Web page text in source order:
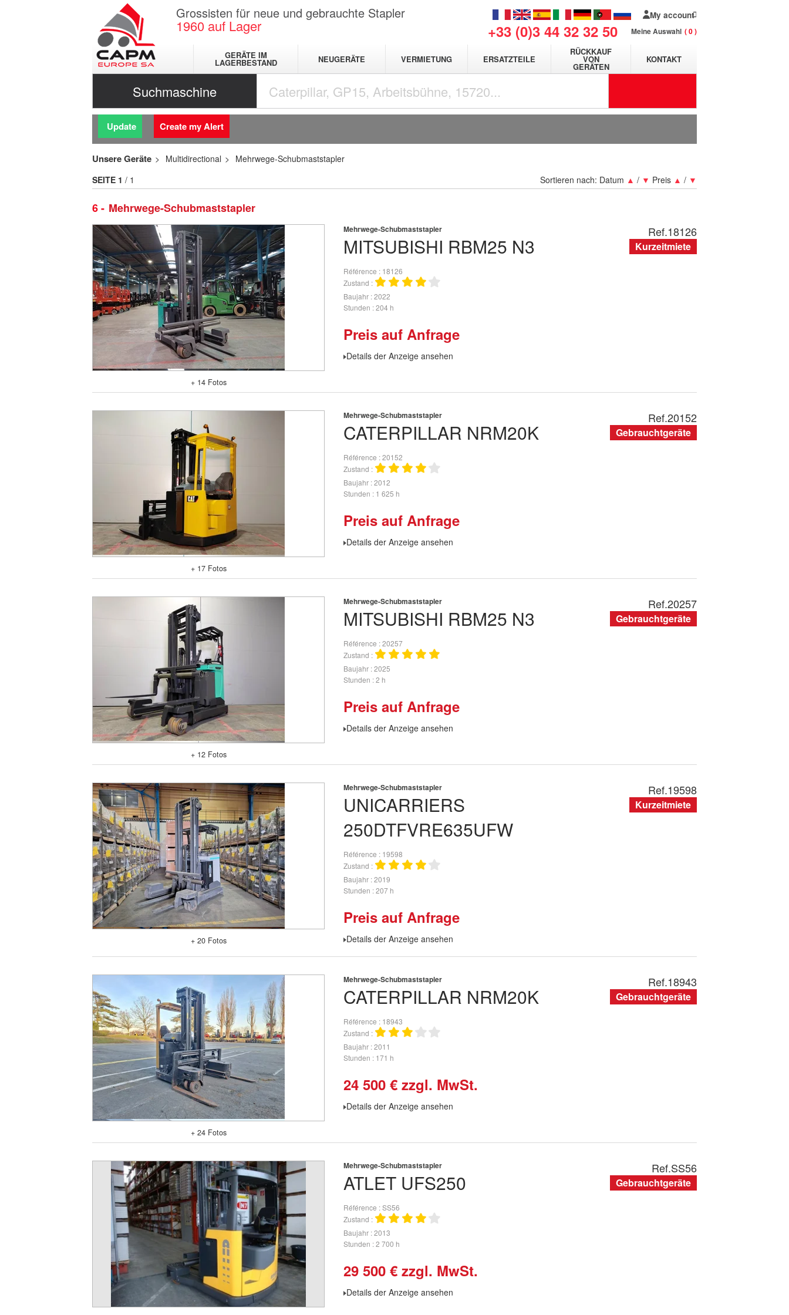
Grossisten für neue und gebrauchte Stapler
1960 auf Lager +33 (0)3 44 32 32 50
My account
Meine Auswahl 0
GERÄTE IM
LAGERBESTAND NEUGERÄTE VERMIETUNG ERSATZTEILE
RÜCKKAUF
VON
GERÄTEN
KONTAKT
Suchmaschine
Update Create my Alert
Unsere Geräte Multidirectional Mehrwege-Schubmaststapler
6 Mehrwege-Schubmaststapler
Sortieren nach: Datum ▲ / ▼ Preis ▲ / ▼
SEITE 1 / 1
+ 14 Fotos
MITSUBISHI RBM25 N3
Mehrwege-Schubmaststapler
Référence
18126
Zustand
Baujahr 2022
Stunden 204 h
Preis auf Anfrage
Details der Anzeige ansehen
Ref.18126
Kurzeitmiete
+ 17 Fotos
CATERPILLAR NRM20K
Mehrwege-Schubmaststapler
Référence 20152
Zustand
Baujahr 2012
Stunden
1 625 h
Preis auf Anfrage
Details der Anzeige ansehen
Ref.20152
Gebrauchtgeräte
+ 12 Fotos
MITSUBISHI RBM25 N3
Mehrwege-Schubmaststapler
Référence 20257
Zustand
Baujahr 2025
Stunden 2 h
Preis auf Anfrage
Details der Anzeige ansehen
Ref.20257
Gebrauchtgeräte
+ 20 Fotos
UNICARRIERS
250DTFVRE635UFW
Mehrwege-Schubmaststapler
Référence
19598
Zustand
Baujahr 2019
Stunden 207 h
Preis auf Anfrage
Details der Anzeige ansehen
Ref.19598
Kurzeitmiete
+ 24 Fotos
CATERPILLAR NRM20K
Mehrwege-Schubmaststapler
Référence
18943
Zustand
Baujahr 2011
Stunden
171 h
24 500 € zzgl. MwSt.
Details der Anzeige ansehen
Ref.18943
Gebrauchtgeräte
ATLET UFS250
Mehrwege-Schubmaststapler
Référence SS56
Zustand
Baujahr 2013
Stunden 2 700 h
29 500 € zzgl. MwSt.
Details der Anzeige ansehen
Ref.SS56
Gebrauchtgeräte